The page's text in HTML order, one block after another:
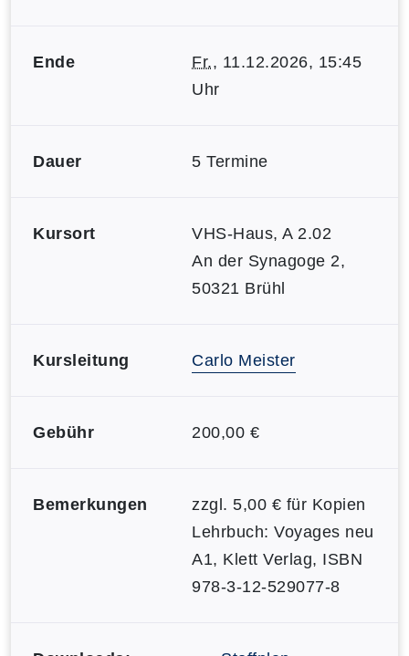
Ende Fr., 11.12.2026, 15:45
Uhr
Dauer 5 Termine
Kursort
VHS-Haus, A 2.02
An der Synagoge 2,
50321 Brühl
Kursleitung Carlo Meister
Gebühr 200,00 €
Bemerkungen
zzgl. 5,00 € für Kopien
Lehrbuch: Voyages neu
A1, Klett Verlag, ISBN
978-3-12-529077-8